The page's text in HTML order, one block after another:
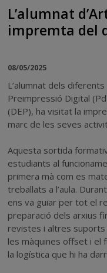
L’alumnat
impremta del
08/05/2025
L’alumnat dels
Preimpressió Digital
(DEP), ha visitat la
marc de les seves
Aquesta sortida
estudiants al
primera mà com es
treballats a l’aula.
ens va guiar per tot el
preparació dels arxius
revistes i altres suports
les màquines offset i el
la logística que hi ha